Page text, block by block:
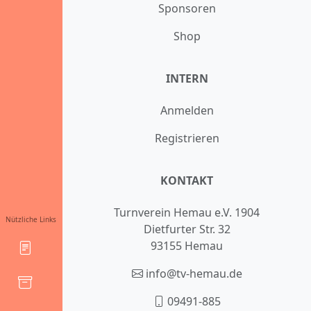
Nützliche Links
Sponsoren
Shop
INTERN
Anmelden
Registrieren
KONTAKT
Turnverein Hemau e.V. 1904
Dietfurter Str. 32
93155 Hemau
info@tv-hemau.de
09491-885